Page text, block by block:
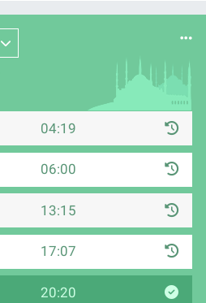
04:19
06:00
13:15
17:07
20:20